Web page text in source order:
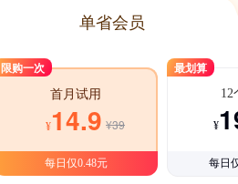
单省会员
限购一次
首月试用
¥14.9 ¥39
每日仅0.48元
最划算
12
¥
每日